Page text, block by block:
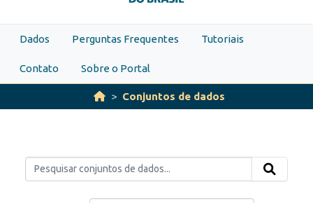
Dados Perguntas Frequentes Tutoriais
Contato Sobre o Portal
Conjuntos de dados